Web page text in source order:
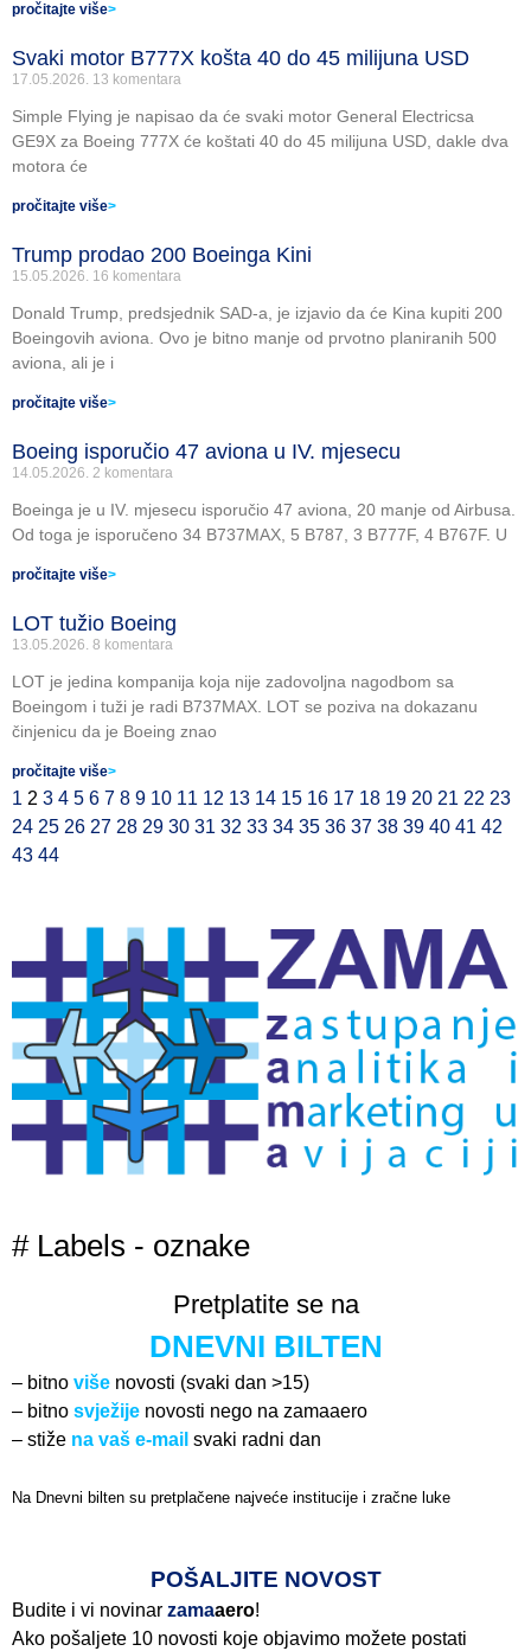
pročitajte više>
Svaki motor B777X košta 40 do 45 milijuna USD
17.05.2026. 13 komentara
Simple Flying je napisao da će svaki motor General Electricsa
GE9X za Boeing 777X će koštati 40 do 45 milijuna USD, dakle dva
motora će
pročitajte više>
Trump prodao 200 Boeinga Kini
15.05.2026. 16 komentara
Donald Trump, predsjednik SAD-a, je izjavio da će Kina kupiti 200
Boeingovih aviona. Ovo je bitno manje od prvotno planiranih 500
aviona, ali je i
pročitajte više>
Boeing isporučio 47 aviona u IV. mjesecu
14.05.2026. 2 komentara
Boeinga je u IV. mjesecu isporučio 47 aviona, 20 manje od Airbusa.
Od toga je isporučeno 34 B737MAX, 5 B787, 3 B777F, 4 B767F. U
pročitajte više>
LOT tužio Boeing
13.05.2026. 8 komentara
LOT je jedina kompanija koja nije zadovoljna nagodbom sa
Boeingom i tuži je radi B737MAX. LOT se poziva na dokazanu
činjenicu da je Boeing znao
pročitajte više>
1 2 3 4 5 6 7 8 9 10 11 12 13 14 15 16 17 18 19 20 21 22 23
24 25 26 27 28 29 30 31 32 33 34 35 36 37 38 39 40 41 42
43 44
# Labels - oznake
Pretplatite se na
DNEVNI BILTEN
– bitno više novosti (svaki dan >15)
– bitno svježije novosti nego na zamaaero
– stiže na vaš e-mail svaki radni dan
Na Dnevni bilten su pretplačene najveće institucije i zračne luke
POŠALJITE NOVOST
Budite i vi novinar zamaaero!
Ako pošaljete 10 novosti koje objavimo možete postati